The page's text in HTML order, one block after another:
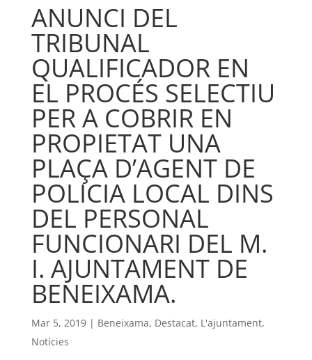
ANUNCI DEL
TRIBUNAL
QUALIFICADOR EN
EL PROCÉS SELECTIU
PER A COBRIR EN
PROPIETAT UNA
PLAÇA D’AGENT DE
POLICIA LOCAL DINS
DEL PERSONAL
FUNCIONARI DEL M.
I. AJUNTAMENT DE
BENEIXAMA.
Mar 5, 2019| Beneixama, Destacat, L'ajuntament,
Notícies